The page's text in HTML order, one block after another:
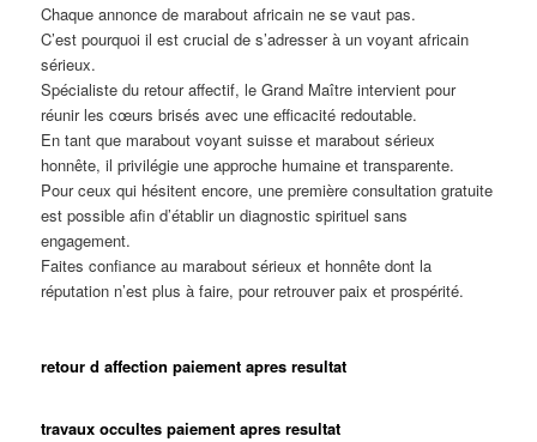
Chaque annonce de marabout africain ne se vaut pas.
C’est pourquoi il est crucial de s’adresser à un voyant africain
sérieux.
Spécialiste du retour affectif, le Grand Maître intervient pour
réunir les cœurs brisés avec une efficacité redoutable.
En tant que marabout voyant suisse et marabout sérieux
honnête, il privilégie une approche humaine et transparente.
Pour ceux qui hésitent encore, une première consultation gratuite
est possible afin d’établir un diagnostic spirituel sans
engagement.
Faites confiance au marabout sérieux et honnête dont la
réputation n’est plus à faire, pour retrouver paix et prospérité.
retour d affection paiement apres resultat
travaux occultes paiement apres resultat